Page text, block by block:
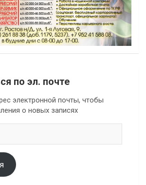
по эл. почте
электронной почты, чтобы
о новых записях